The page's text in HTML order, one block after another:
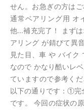
せん。お急ぎの方は
通常ベアリング用 オ
他...補充完了！ まず
アリング が錆びて異
見た目、車 や バイク
なので かなり酷いレ
ていますので参考く
以下の通りです：①
です。 今回の症状の